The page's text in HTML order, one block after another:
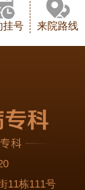
挂号 来院路线
11栋111号